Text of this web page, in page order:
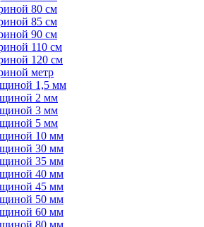
80 см
85 см
90 см
110 см
120 см
метр
1,5 мм
2 мм
3 мм
5 мм
10 мм
30 мм
35 мм
40 мм
45 мм
50 мм
60 мм